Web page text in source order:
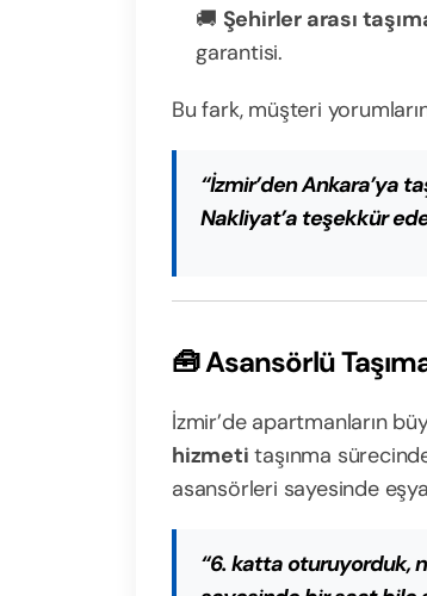
🚚 Şehirler arası
garantisi.
Bu fark, müşteri
“İzmir’den Ankara’ya
Nakliyat’a teşekkür
🧰 Asansörlü
İzmir’de apartmanların
hizmeti taşınma
asansörleri sayesinde
“6. katta oturuyorduk,